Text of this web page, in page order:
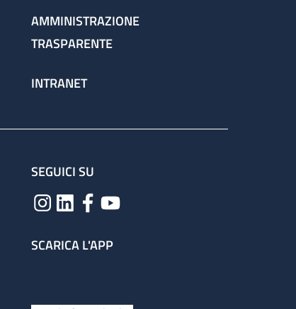
AMMINISTRAZIONE
TRASPARENTE
INTRANET
SEGUICI SU
SCARICA L'APP